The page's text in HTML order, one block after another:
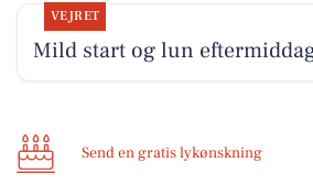
VEJRET
Mild start og lun
Send en gratis lykønskning